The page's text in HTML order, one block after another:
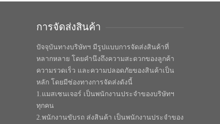
การจัดส่งสินค้า
ปัจจุบันทางบริษัทฯ มีรูปแบบการจัดส่งสินค้าที่
หลากหลาย โดยคำนึงถึงความสะดวกของลูกค้า
ความรวดเร็ว และความปลอดภัยของสินค้าเป็น
หลัก โดยมีช่องทางการจัดส่งดังนี้
1.แมสเซนเจอร์ เป็นพนักงานประจำของบริษัทฯ
ทุกคน
2.พนักงานขับรถ ส่งสินค้า เป็นพนักงานประจำของ